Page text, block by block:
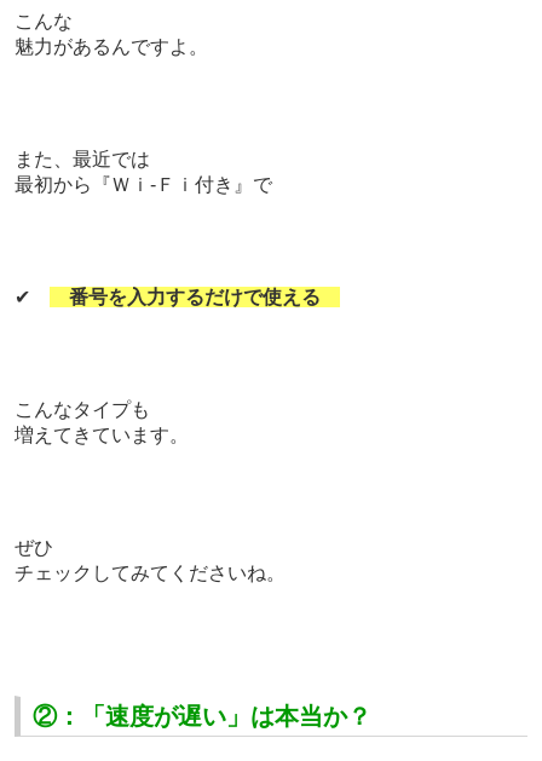
こんな
魅力があるんですよ。
また、 最近では
最初から『Ｗｉ-Ｆｉ付き』で
✔ 番号を入力するだけで使える
こんなタイプも
増えてきています。
ぜひ
チェックしてみてくださいね。
②：「速度が遅い」は本当か？